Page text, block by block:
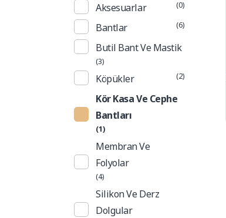
Aksesuarlar (0)
Bantlar (6)
Butil Bant Ve Mastik
(3)
Köpükler (2)
Kör Kasa Ve Cephe
Bantları
(1)
Membran Ve
Folyolar
(4)
Silikon Ve Derz
Dolgular